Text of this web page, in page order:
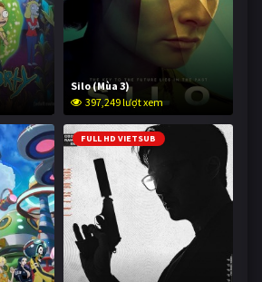
Silo (Mùa 3)
397,249 lượt xem
FULL HD VIETSUB